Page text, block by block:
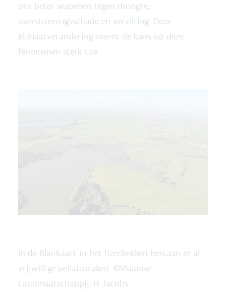
ons beter wapenen tegen droogte,
overstromingsschade en verzilting. Door
klimaatverandering neemt de kans op deze
fenomenen sterk toe.
In de Blankaart in het IJzerbekken bestaan er al
vrijwillige peilafspraken. ©Vlaamse
Landmaatschappij, H. Jacobs